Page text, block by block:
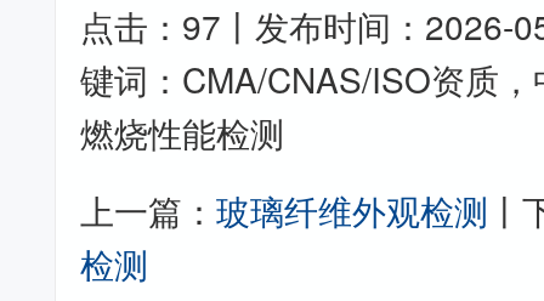
点击：97丨发布时间：2026-
键词：CMA/CNAS/ISO资质
燃烧性能检测
上一篇：玻璃纤维外观检测 丨
检测